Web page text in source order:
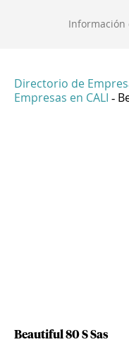
Información
Directorio de
Empresas en CALI -
Beautiful 80 S Sas